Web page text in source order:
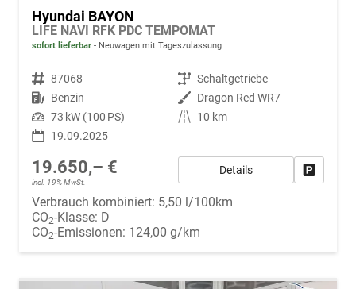
Hyundai BAYON
LIFE NAVI RFK PDC TEMPOMAT
sofort lieferbar Neuwagen mit Tageszulassung
Fahrzeugnr. 87068 Getriebe Schaltgetriebe
Kraftstoff Benzin Außenfarbe Dragon Red WR7
Leistung 73 kW (100 PS) Kilometerstand
10 km
19.09.2025
19.650,– €
incl. 19% MwSt.
Details
Verbrauch kombiniert: 5,50 l/100km
CO2-Klasse: D
CO2-Emissionen: 124,00 g/km